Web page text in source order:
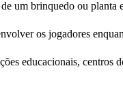
um brinquedo ou planta
os jogadores
educacionais, centros